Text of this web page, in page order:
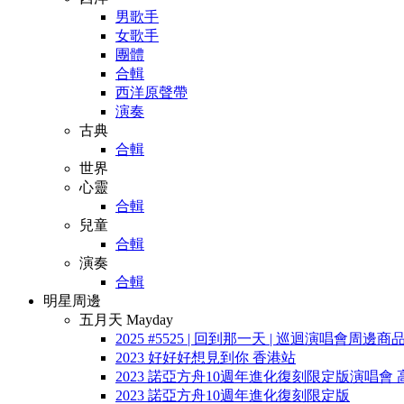
男歌手
女歌手
團體
合輯
西洋原聲帶
演奏
古典
合輯
世界
心靈
合輯
兒童
合輯
演奏
合輯
明星周邊
五月天 Mayday
2025 #5525 | 回到那一天 | 巡迴演唱會周邊商品
2023 好好好想見到你 香港站
2023 諾亞方舟10週年進化復刻限定版演唱會
2023 諾亞方舟10週年進化復刻限定版